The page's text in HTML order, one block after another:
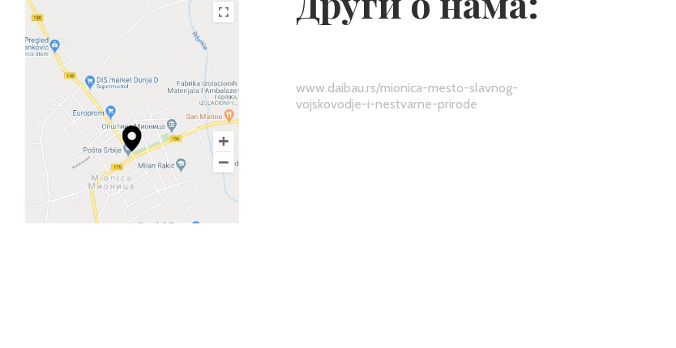
www.daibau.rs/mionica-mesto-slavnog-
vojskovodje-i-nestvarne-prirode